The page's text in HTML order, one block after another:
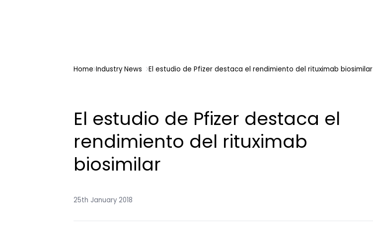
Home Industry News El estudio de Pfizer destaca el rendimiento del rituximab biosimilar
El estudio de Pfizer destaca el
rendimiento del rituximab
biosimilar
25th January 2018